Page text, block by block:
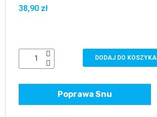
38,90 zł
DODAJ DO KOSZYKA
Poprawa Snu